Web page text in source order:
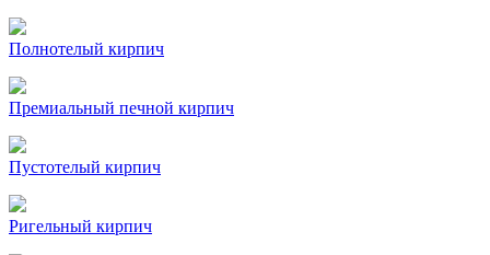
Полнотелый кирпич
Премиальный печной кирпич
Пустотелый кирпич
Ригельный кирпич